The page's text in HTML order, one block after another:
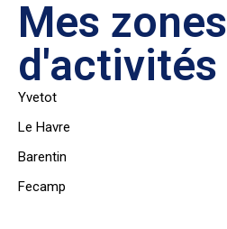
Mes zones
d'activités
Yvetot
Le Havre
Barentin
Fecamp